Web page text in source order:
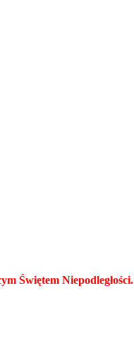
Świętem Niepodległości.